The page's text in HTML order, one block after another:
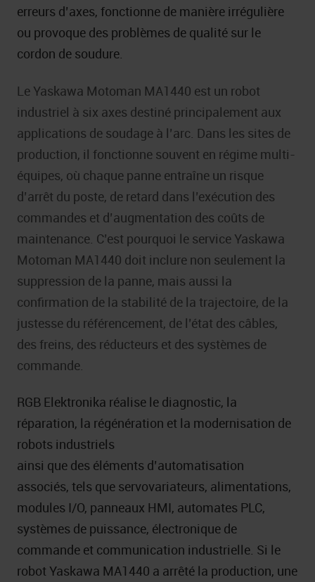
erreurs d’axes, fonctionne de manière irrégulière
ou provoque des problèmes de qualité sur le
cordon de soudure.
Le Yaskawa Motoman MA1440 est un robot
industriel à six axes destiné principalement aux
applications de soudage à l’arc. Dans les sites de
production, il fonctionne souvent en régime multi-
équipes, où chaque panne entraîne un risque
d’arrêt du poste, de retard dans l’exécution des
commandes et d’augmentation des coûts de
maintenance. C’est pourquoi le service Yaskawa
Motoman MA1440 doit inclure non seulement la
suppression de la panne, mais aussi la
confirmation de la stabilité de la trajectoire, de la
justesse du référencement, de l’état des câbles,
des freins, des réducteurs et des systèmes de
commande.
RGB Elektronika réalise le diagnostic, la
réparation, la régénération et la modernisation de
robots industriels
ainsi que des éléments d’automatisation
associés, tels que servovariateurs, alimentations,
modules I/O, panneaux HMI, automates PLC,
systèmes de puissance, électronique de
commande et communication industrielle. Si le
robot Yaskawa MA1440 a arrêté la production, une